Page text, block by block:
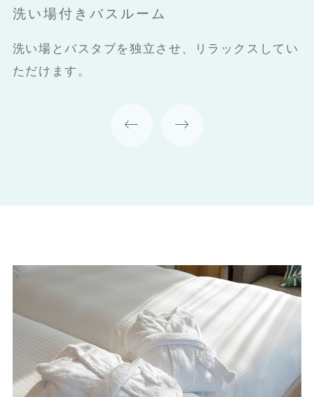
都シティオリジナルベッド
シモンズ社と共同開発した都シティオリジナルベ
ッドをご用意しています。
洗い場付きバスルーム
洗い場とバスタブを独立させ、リラックスしてい
ただけます。
全室ベランダ付き
自然光が入るだけでなく、自然な風も感じてくだ
さい。